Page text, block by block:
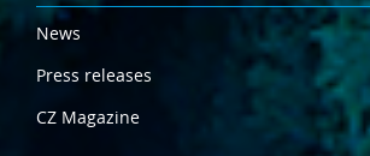
News
Press releases
CZ Magazine